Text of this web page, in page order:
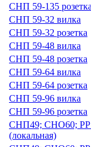
СНП 59-135 розетка
СНП 59-32 вилка
СНП 59-32 розетка
СНП 59-48 вилка
СНП 59-48 розетка
СНП 59-64 вилка
СНП 59-64 розетка
СНП 59-96 вилка
СНП 59-96 розетка
СНП49; СНО60; РР
(локальная)